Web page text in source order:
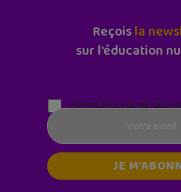
Reçoisla
sur l'éducation
Parentalité numérique